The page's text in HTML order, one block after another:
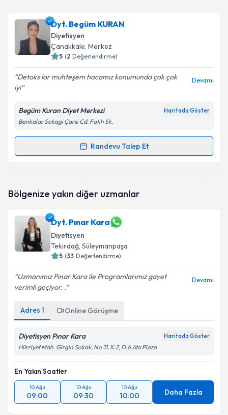
Dyt. Begüm KURAN
Diyetisyen
Çanakkale, Merkez
5 (2 Değerlendirme)
Detoks lar muhteşem hocamız konumunda çok çok
iyi
Devamı
Begüm Kuran Diyet Merkezi Haritada Göster
Bankalar Sokagi Çarsi Cd. Fatih Sk.
Randevu Talep Et
Randevu Takvimi Talebi
oluşturun. Size bu uzmandan randevu almanız için bir
E-posta Adresiniz
Kişisel verilerimin işlenmesine ilişkinAydınlatma
Metni'ni okudum ve kişisel verilerimin belirtilen
Bölgenize yakın diğer uzmanlar
Dyt. Pınar Kara
Diyetisyen
Tekirdağ, Süleymanpaşa
5 (33 Değerlendirme)
Uzmanımız Pınar Kara ile Programlarımız gayet
verimli geçiyor. .
Devamı
Adres 1 Online Görüşme
Diyetisyen Pınar Kara Haritada Göster
Hürriyet Mah. Girgin Sokak, No:11, K:2, D:6 Ata Plaza
En Yakın Saatler
10 Ağu
09:00
10 Ağu
09:30
10 Ağu
10:00 Daha Fazla